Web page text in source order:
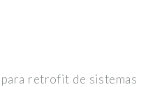
retrofit de sistemas